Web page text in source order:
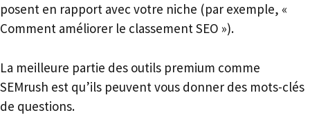
posent en rapport avec votre niche (par exemple, «
Comment améliorer le classement SEO »).
La meilleure partie des outils premium comme
SEMrush est qu’ils peuvent vous donner des mots-clés
de questions.